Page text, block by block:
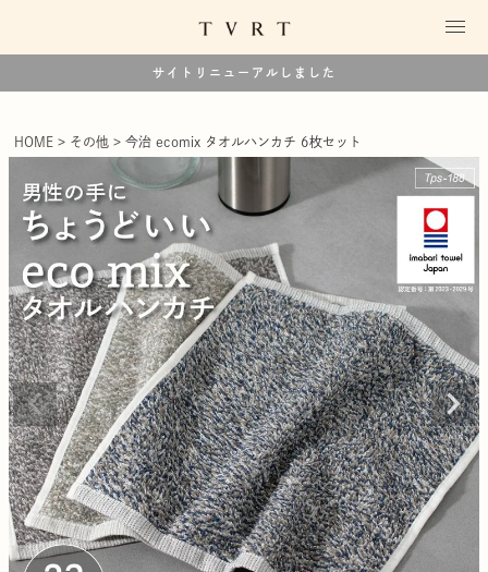
サイトリニューアルしました
HOME その他 今治 ecomix タオルハンカチ 6枚セット